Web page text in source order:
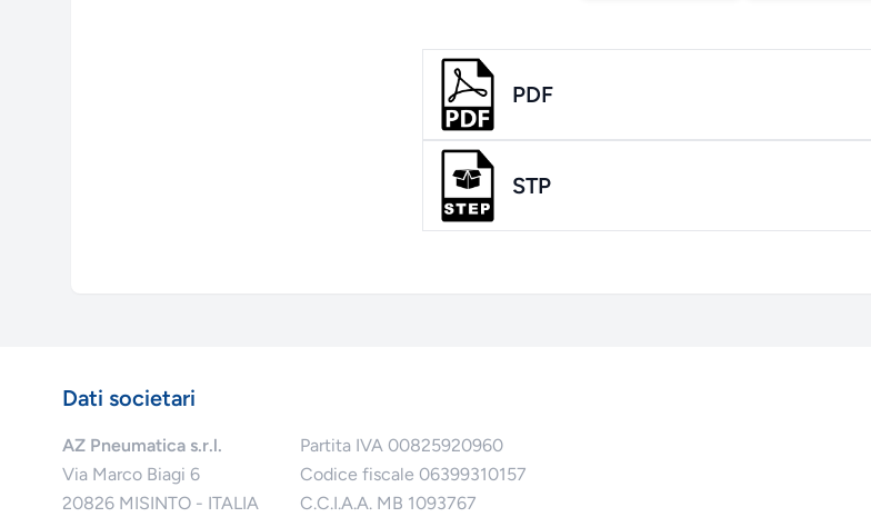
PDF
STP
Dati societari
AZ Pneumatica s.r.l.
Via Marco Biagi 6
20826 MISINTO - ITALIA
Partita IVA 00825920960
Codice fiscale 06399310157
C.C.I.A.A. MB 1093767